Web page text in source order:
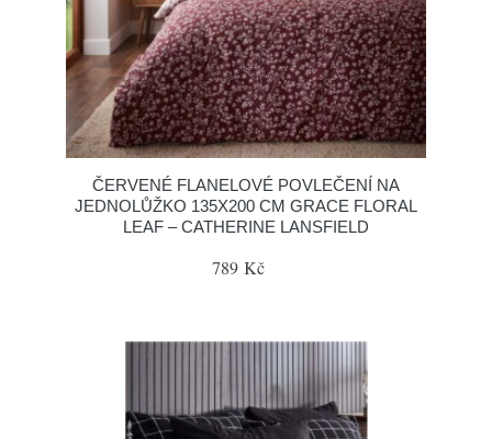
ČERVENÉ FLANELOVÉ POVLEČENÍ NA
JEDNOLŮŽKO 135X200 CM GRACE FLORAL
LEAF – CATHERINE LANSFIELD
789 Kč